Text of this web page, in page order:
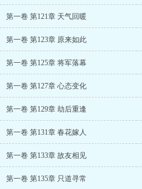
第一卷 第121章 天气回暖
第一卷 第123章 原来如此
第一卷 第125章 将军落幕
第一卷 第127章 心态变化
第一卷 第129章 劫后重逢
第一卷 第131章 春花嫁人
第一卷 第133章 故友相见
第一卷 第135章 只道寻常